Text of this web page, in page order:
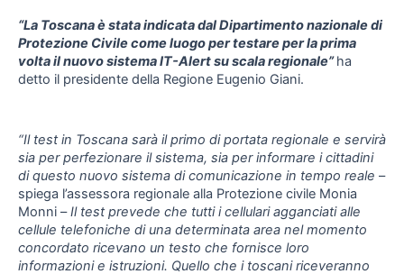
“La Toscana è stata indicata dal Dipartimento nazionale di
Protezione Civile come luogo per testare per la prima
volta il nuovo sistema IT-Alert su scala regionale” ha
detto il presidente della Regione Eugenio Giani.
“Il test in Toscana sarà il primo di portata regionale e servirà
sia per perfezionare il sistema, sia per informare i cittadini
di questo nuovo sistema di comunicazione in tempo reale –
spiega l’assessora regionale alla Protezione civile Monia
Monni –Il test prevede che tutti i cellulari agganciati alle
cellule telefoniche di una determinata area nel momento
concordato ricevano un testo che fornisce loro
informazioni e istruzioni. Quello che i toscani riceveranno